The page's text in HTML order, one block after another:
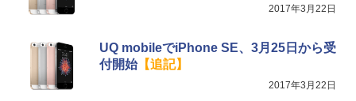
2017年3月22日
UQ mobileでiPhone SE、3月25日から受
付開始【追記】
2017年3月22日